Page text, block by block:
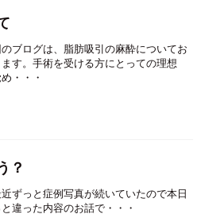
ブログは、脂肪吸引の麻酔についてお
す。手術を受ける方にとっての理想
・・・
？
ずっと症例写真が続いていたので本日
違った内容のお話で・・・